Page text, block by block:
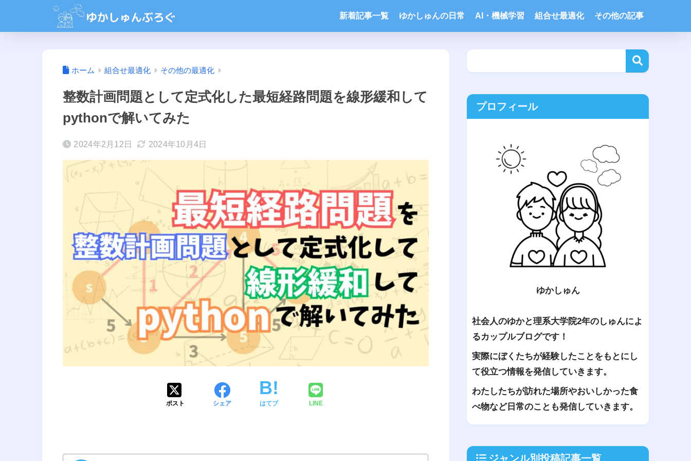
新着記事一覧 ゆかしゅんの日常 AI・機械学習 組合せ最適化 その他の記事
ホーム 組合せ最適化 その他の最適化
整数計画問題として定式化した最短経路問題を線形緩和して
pythonで解いてみた
2024年2月12日 2024年10月4日
ポスト シェア はてブ LINE
プロフィール
ゆかしゅん
社会人のゆかと理系大学院2年のしゅんによ
るカップルブログです！
実際にぼくたちが経験したことをもとにし
て役立つ情報を発信していきます。
わたしたちが訪れた場所やおいしかった食
べ物など日常のことも発信していきます。
ジャンル別投稿記事一覧